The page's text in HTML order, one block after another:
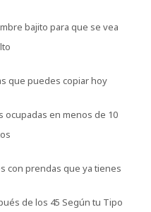
bajito para que se vea
que puedes copiar hoy
ocupadas en menos de 10
con prendas que ya tienes
de los 45 Según tu Tipo